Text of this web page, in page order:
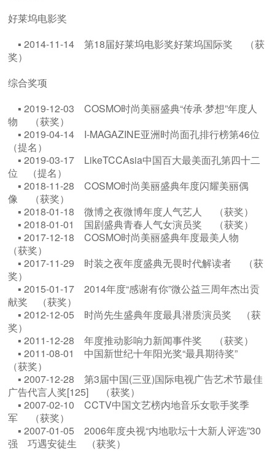
好莱坞电影奖
▪ 2014-11-14 第18届好莱坞电影奖好莱坞国际奖 （获
奖）
综合奖项
▪ 2019-12-03 COSMO时尚美丽盛典“传承·梦想”年度人
物 （获奖）
▪ 2019-04-14 I-MAGAZINE亚洲时尚面孔排行榜第46位
（提名）
▪ 2019-03-17 LikeTCCAsia中国百大最美面孔第四十二
位 （提名）
▪ 2018-11-28 COSMO时尚美丽盛典年度闪耀美丽偶
像 （获奖）
▪ 2018-01-18 微博之夜微博年度人气艺人 （获奖）
▪ 2018-01-01 国剧盛典青春人气女演员奖 （获奖）
▪ 2017-12-18 COSMO时尚美丽盛典年度最美人物
（获奖）
▪ 2017-11-29 时装之夜年度盛典无畏时代解读者 （获
奖）
▪ 2015-01-17 2014年度“感谢有你”微公益三周年杰出贡
献奖 （获奖）
▪ 2012-12-05 时尚先生盛典年度最具潜质演员奖 （获
奖）
▪ 2011-12-28 年度推动影响力新闻事件奖 （获奖）
▪ 2011-08-01 中国新世纪十年阳光奖“最具期待奖”
（获奖）
▪ 2007-12-28 第3届中国(三亚)国际电视广告艺术节最佳
广告代言人奖[125] （获奖）
▪ 2007-02-10 CCTV中国文艺榜内地音乐女歌手奖季
军 （获奖）
▪ 2007-01-05 2006年度央视“内地歌坛十大新人评选”30
强 巧遇安徒生 （获奖）